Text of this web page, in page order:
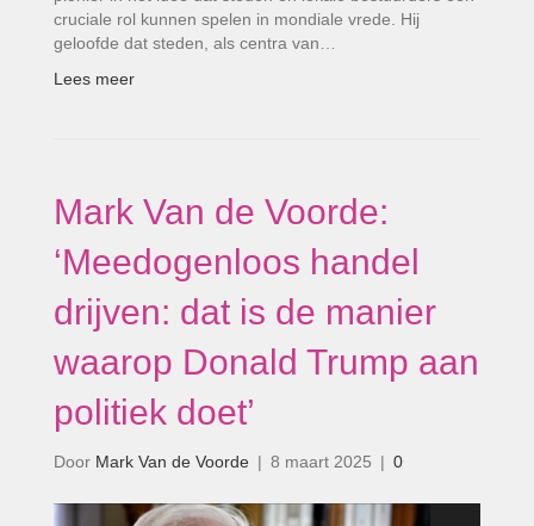
cruciale rol kunnen spelen in mondiale vrede. Hij
geloofde dat steden, als centra van…
Lees meer
Mark Van de Voorde:
‘Meedogenloos handel
drijven: dat is de manier
waarop Donald Trump aan
politiek doet’
Door Mark Van de Voorde | 8 maart 2025 | 0